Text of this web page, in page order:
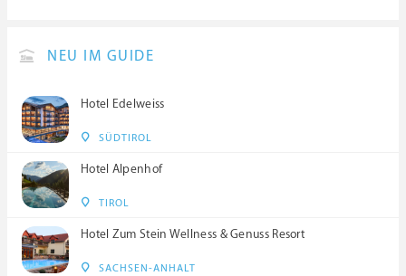
NEU IM GUIDE
Hotel Edelweiss
SÜDTIROL
Hotel Alpenhof
TIROL
Hotel Zum Stein Wellness & Genuss Resort
SACHSEN-ANHALT